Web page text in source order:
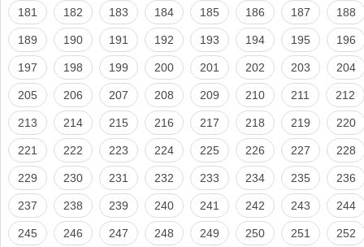
181 182 183 184 185 186 187 188
189 190 191 192 193 194 195 196
197 198 199 200 201 202 203 204
205 206 207 208 209 210 211 212
213 214 215 216 217 218 219 220
221 222 223 224 225 226 227 228
229 230 231 232 233 234 235 236
237 238 239 240 241 242 243 244
245 246 247 248 249 250 251 252